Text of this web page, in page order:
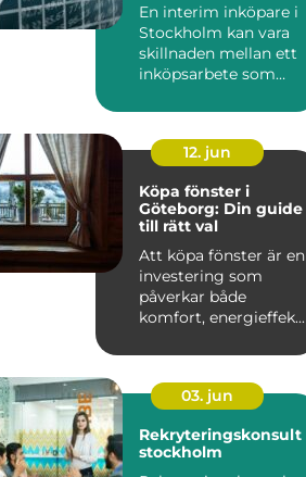
En interim inköpare i
Stockholm kan vara
skillnaden mellan ett
inköpsarbete som
12. jun
Köpa fönster i
Göteborg: Din guide
till rätt val
Att köpa fönster är en
investering som
påverkar både
komfort, energieffek...
03. jun
Rekryteringskonsult
stockholm